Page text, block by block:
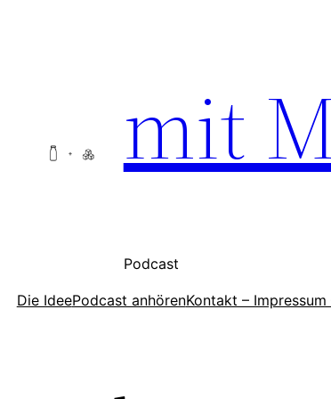
mit
Podcast
Die IdeePodcast anhörenKontakt – Impressum